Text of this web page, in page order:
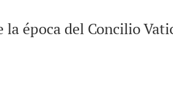
época del Concilio